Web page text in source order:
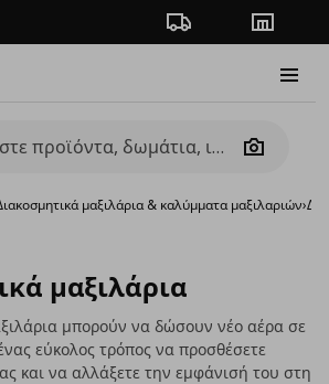
Πορεία παραγγελίας
Camera
μαξιλάρια & καλύμματα μαξιλαριών›
μαξιλάρια
μπορούν να δώσουν νέο αέρα σε
εύκολος τρόπος να προσθέσετε
και να αλλάξετε την εμφάνισή του στη